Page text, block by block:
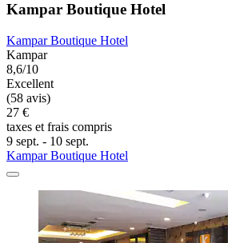
Kampar Boutique Hotel
Kampar Boutique Hotel
Kampar
8,6/10
Excellent
(58 avis)
27 €
taxes et frais compris
9 sept. - 10 sept.
Kampar Boutique Hotel